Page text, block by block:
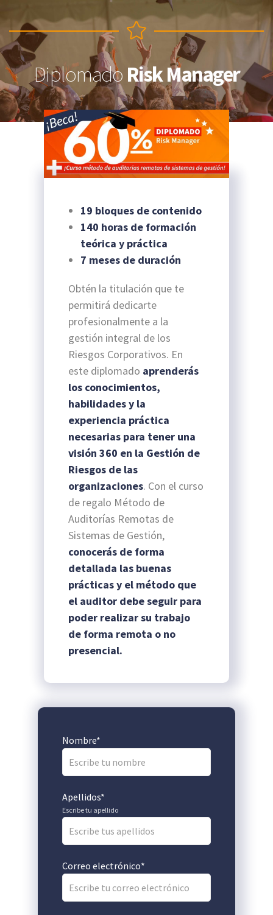
Diplomado Risk Manager
19 bloques de contenido
140 horas de formación
teórica y práctica
7 meses de duración
Obtén la titulación que te
permitirá dedicarte
profesionalmente a la
gestión integral de los
Riesgos Corporativos. En
este diplomado aprenderás
los conocimientos,
habilidades y la
experiencia práctica
necesarias para tener una
visión 360 en la Gestión de
Riesgos de las
organizaciones. Con el curso
de regalo Método de
Auditorías Remotas de
Sistemas de Gestión,
conocerás de forma
detallada las buenas
prácticas y el método que
el auditor debe seguir para
poder realizar su trabajo
de forma remota o no
presencial.
Nombre*
Apellidos*
Escribe tu apellido
Correo electrónico*